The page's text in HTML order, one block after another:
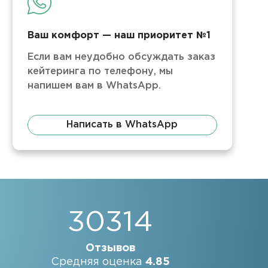
Ваш комфорт — наш приоритет №1
Если вам неудобно обсуждать заказ
кейтеринга по телефону, мы
напишем вам в WhatsApp.
Написать в WhatsApp
30314
Отзывов
Средняя оценка 4.85